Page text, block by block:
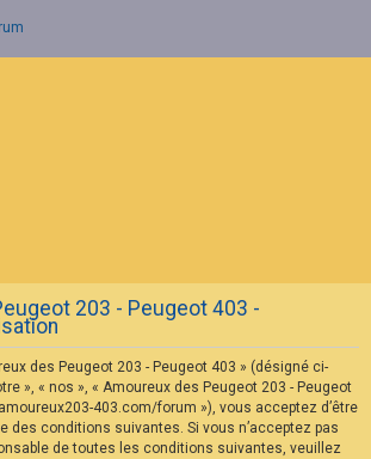
203 - Peugeot 403 -
des Peugeot 203 - Peugeot 403 » (désigné ci-
», « nos », « Amoureux des Peugeot 203 - Peugeot
403.com/forum »), vous acceptez d’être
des conditions suivantes. Si vous n’acceptez pas
de toutes les conditions suivantes, veuillez